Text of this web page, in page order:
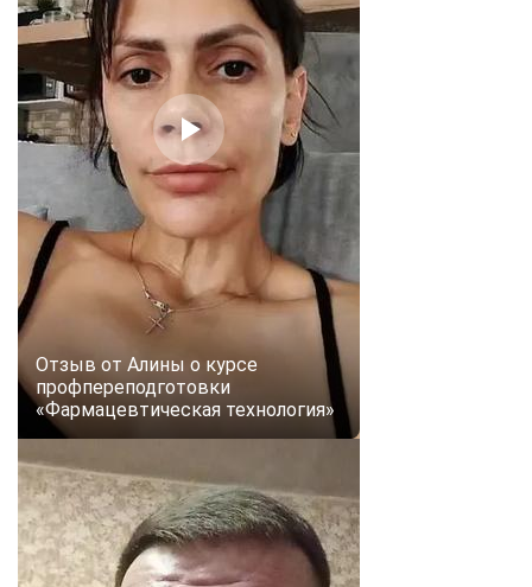
Отзыв от Алины о курсе
профпереподготовки
«Фармацевтическая технология»
ChatApp
online
Мессенджеры
Свяжитесь с нами через любой удобный мессенджер!
Telegram WhatsApp
Vkontakte EMail